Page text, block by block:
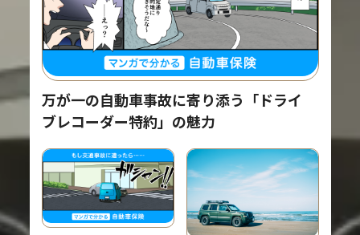
万が一の自動車事故に寄り添う「ドライ
ブレコーダー特約」の魅力